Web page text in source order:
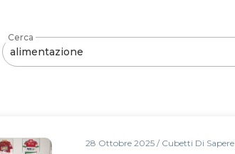
Cerca
28 Ottobre 2025 / Cubetti Di Sapere